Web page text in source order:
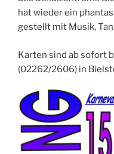
hat wieder ein
gestellt mit Musik,
Karten sind ab sofort
(02262/2606) in